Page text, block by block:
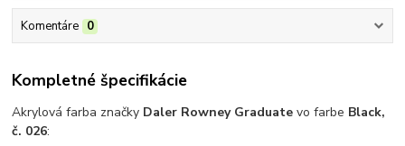
Komentáre 0
Kompletné špecifikácie
Akrylová farba značky Daler Rowney Graduate vo farbe Black,
č. 026: